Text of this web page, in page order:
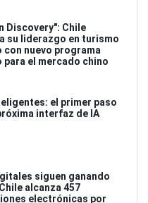
Discovery": Chile
su liderazgo en turismo
nuevo programa
para el mercado chino
el primer paso
interfaz de IA
siguen ganando
alcanza 457
electrónicas por